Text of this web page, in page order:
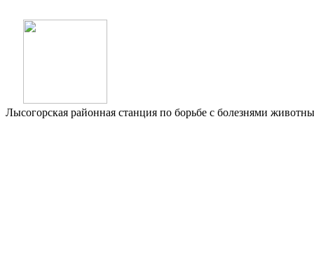
Лысогорская районная станция по борьбе с болезнями